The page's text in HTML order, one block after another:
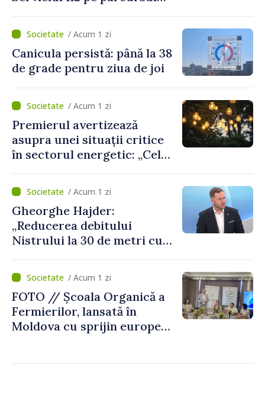
cetățeni au solicitat
ambulanța/ Acum 1 zi
Canicula persistă: până la 38
de grade pentru ziua de joi
/ Acum 1 zi
Premierul avertizează
asupra unei situații critice
în sectorul energetic: „Cel
putea cumpăra nici curent
de avarie”/ Acum 1 zi
Gheorghe Hajder:
„Reducerea debitului
Nistrului la 30 de metri cubi
„catastrofă naturală”
/ Acum 1 zi
FOTO // Școala Organică a
Fermierilor, lansată în
Moldova cu sprijin european